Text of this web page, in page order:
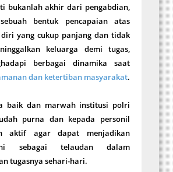
bukanlah akhir dari pengabdian,
bentuk pencapaian atas
diri yang cukup panjang dan tidak
keluarga demi tugas,
berbagai dinamika saat
dan ketertiban masyarakat.
baik dan marwah institusi polri
purna dan kepada personil
aktif agar dapat menjadikan
sebagai telaudan dalam
tugasnya sehari-hari.